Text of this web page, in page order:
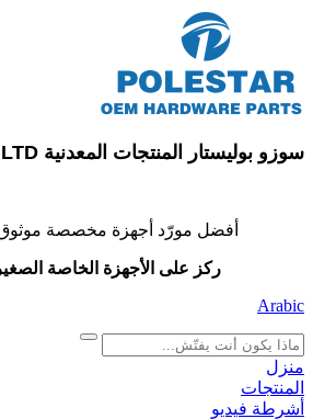
سوزو بوليستار المنتجات المعدنية CO، LTD
أفضل مورّد أجهزة مخصصة موثوق
ركز على الأجهزة الخاصة
Arabic
search
منزل
المنتجات
أشرطة فيديو